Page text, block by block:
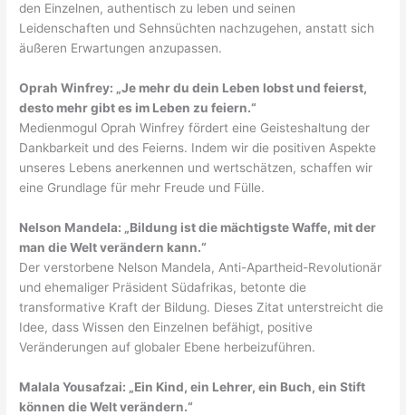
den Einzelnen, authentisch zu leben und seinen
Leidenschaften und Sehnsüchten nachzugehen, anstatt sich
äußeren Erwartungen anzupassen.
Oprah Winfrey: „Je mehr du dein Leben lobst und feierst,
desto mehr gibt es im Leben zu feiern.“
Medienmogul Oprah Winfrey fördert eine Geisteshaltung der
Dankbarkeit und des Feierns. Indem wir die positiven Aspekte
unseres Lebens anerkennen und wertschätzen, schaffen wir
eine Grundlage für mehr Freude und Fülle.
Nelson Mandela: „Bildung ist die mächtigste Waffe, mit der
man die Welt verändern kann.“
Der verstorbene Nelson Mandela, Anti-Apartheid-Revolutionär
und ehemaliger Präsident Südafrikas, betonte die
transformative Kraft der Bildung. Dieses Zitat unterstreicht die
Idee, dass Wissen den Einzelnen befähigt, positive
Veränderungen auf globaler Ebene herbeizuführen.
Malala Yousafzai: „Ein Kind, ein Lehrer, ein Buch, ein Stift
können die Welt verändern.“